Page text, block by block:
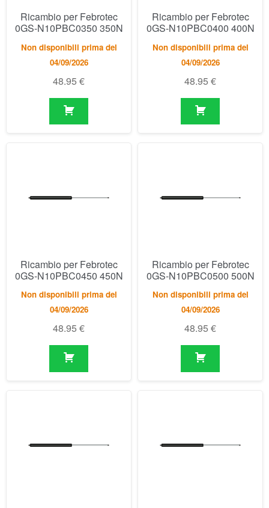
Ricambio per Febrotec
0GS-N10PBC0350 350N
Non disponibili prima del
04/09/2026
48.95 €
Ricambio per Febrotec
0GS-N10PBC0400 400N
Non disponibili prima del
04/09/2026
48.95 €
Ricambio per Febrotec
0GS-N10PBC0450 450N
Non disponibili prima del
04/09/2026
48.95 €
Ricambio per Febrotec
0GS-N10PBC0500 500N
Non disponibili prima del
04/09/2026
48.95 €